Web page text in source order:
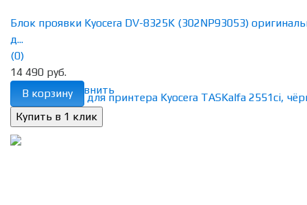
избранное сравнить
Блок проявки Kyocera DV-8325K (302NP93053)
д...
(0)
14 490 руб.
В корзину